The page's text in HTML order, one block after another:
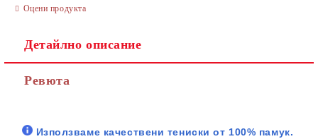
Оцени продукта
Детайлно описание
Ревюта
Използваме качествени тениски от 100% памук.